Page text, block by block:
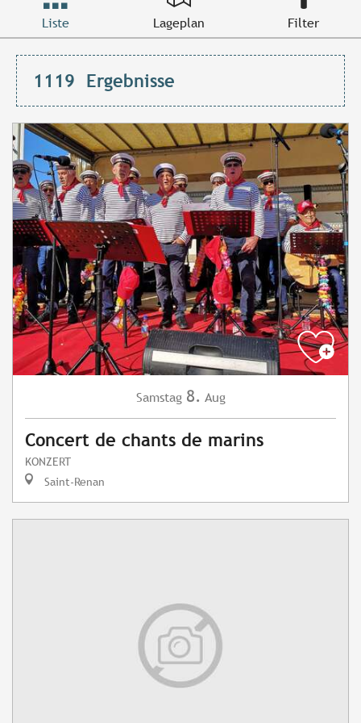
Liste Lageplan Filter
1119 Ergebnisse
Samstag 8. Aug
Concert de chants de marins
KONZERT
Saint-Renan